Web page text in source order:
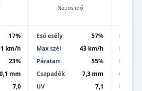
17%
km/h
23%
0,1 mm
7,0
Napos idő
Eső esély
57%
Max szél
43 km/h
Páratart.
55%
Csapadék
7,3 mm
UV
7,1
Eső
Max
UV